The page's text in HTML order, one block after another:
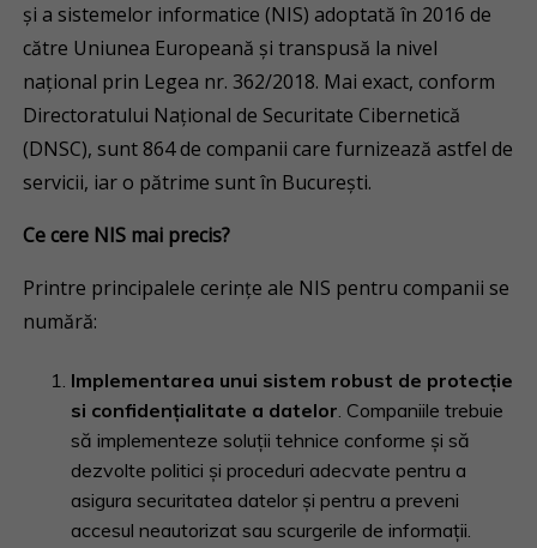
și a sistemelor informatice (NIS) adoptată în 2016 de
către Uniunea Europeană și transpusă la nivel
național prin Legea nr. 362/2018. Mai exact, conform
Directoratului Național de Securitate Cibernetică
(DNSC), sunt 864 de companii care furnizează astfel de
servicii, iar o pătrime sunt în București.
Ce cere NIS mai precis?
Printre principalele cerințe ale NIS pentru companii se
numără:
Implementarea unui sistem robust de protecție
si confidențialitate a datelor. Companiile trebuie
să implementeze soluții tehnice conforme și să
dezvolte politici și proceduri adecvate pentru a
asigura securitatea datelor și pentru a preveni
accesul neautorizat sau scurgerile de informații.